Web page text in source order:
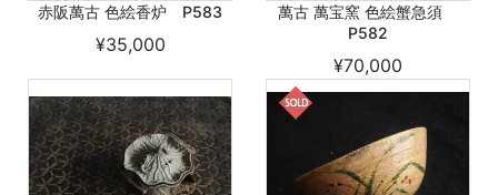
赤阪萬古 色絵香炉 P583
¥35,000
萬古 萬宝窯 色絵蟹急須
P582
¥70,000